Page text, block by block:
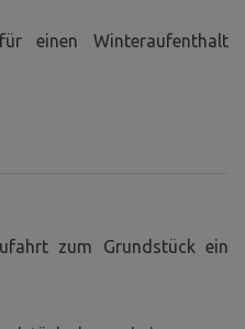
einen Winteraufenthalt
zum Grundstück ein